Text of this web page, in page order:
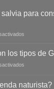
salvia para
salvia
un
los tipos de
naturista?